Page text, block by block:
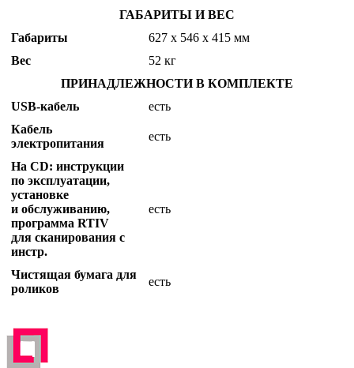
ГАБАРИТЫ И ВЕС
Габариты
627 x 546 х 415 мм
Вес
52 кг
ПРИНАДЛЕЖНОСТИ В КОМПЛЕКТЕ
USB-кабель
есть
Кабель
электропитания
есть
На CD: инструкции
по эксплуатации,
установке
и обслуживанию,
программа RTIV
для сканирования с
инстр.
есть
Чистящая бумага для
роликов
есть